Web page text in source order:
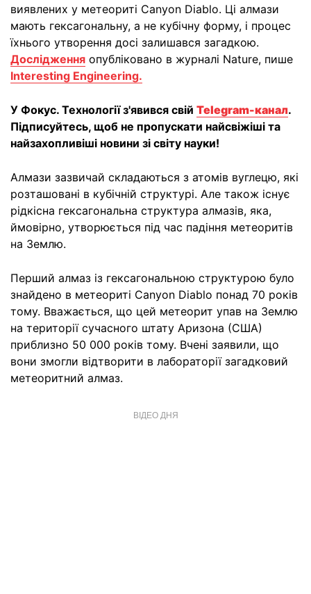
виявлених у метеориті Canyon Diablo. Ці алмази
мають гексагональну, а не кубічну форму, і процес
їхнього утворення досі залишався загадкою.
Дослідження опубліковано в журналі Nature, пише
Interesting Engineering.
У Фокус. Технології з'явився свій Telegram-канал.
Підписуйтесь, щоб не пропускати найсвіжіші та
найзахопливіші новини зі світу науки!
Алмази зазвичай складаються з атомів вуглецю, які
розташовані в кубічній структурі. Але також існує
рідкісна гексагональна структура алмазів, яка,
ймовірно, утворюється під час падіння метеоритів
на Землю.
Перший алмаз із гексагональною структурою було
знайдено в метеориті Canyon Diablo понад 70 років
тому. Вважається, що цей метеорит упав на Землю
на території сучасного штату Аризона (США)
приблизно 50 000 років тому. Вчені заявили, що
вони змогли відтворити в лабораторії загадковий
метеоритний алмаз.
ВІДЕО ДНЯ